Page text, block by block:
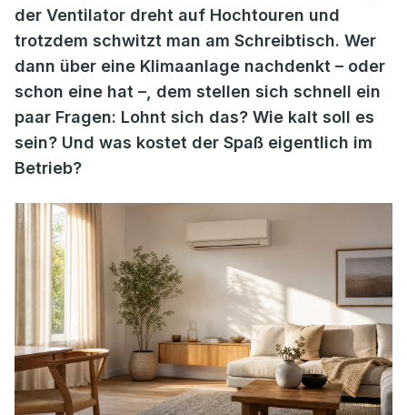
der Ventilator dreht auf Hochtouren und
trotzdem schwitzt man am Schreibtisch. Wer
dann über eine Klimaanlage nachdenkt – oder
schon eine hat –, dem stellen sich schnell ein
paar Fragen: Lohnt sich das? Wie kalt soll es
sein? Und was kostet der Spaß eigentlich im
Betrieb?